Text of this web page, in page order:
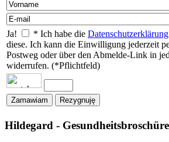
Ja! * Ich habe die Datenschutzerklärung
diese. Ich kann die Einwilligung jederzeit
Postweg oder über den Abmelde-Link in
widerrufen. (*Pflichtfeld)
Hildegard - Gesundheitsbroschüre